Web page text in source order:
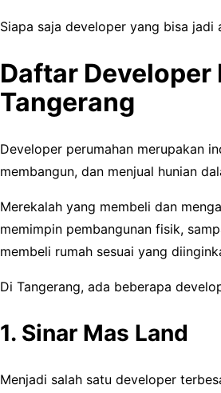
Siapa saja developer yang bisa jadi
Daftar Developer
Tangerang
Developer perumahan merupakan
membangun, dan menjual hunian
Merekalah yang membeli dan
memimpin pembangunan fisik,
membeli rumah sesuai yang
Di Tangerang, ada beberapa
1. Sinar Mas Land
Menjadi salah satu developer